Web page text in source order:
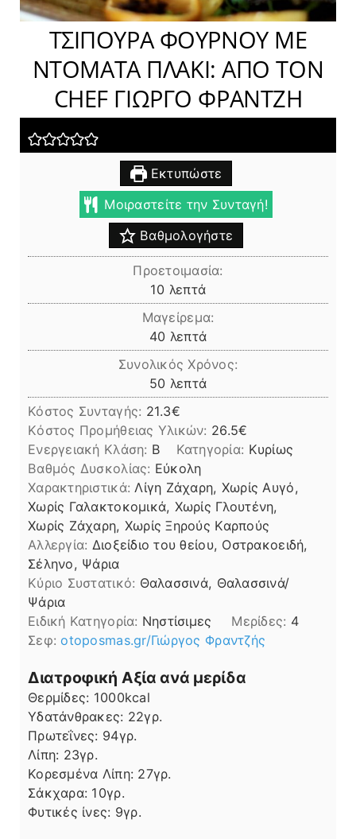
ΤΣΙΠΟΥΡΑ ΦΟΥΡΝΟΥ ΜΕ
ΝΤΟΜΑΤΑ ΠΛΑΚΙ: ΑΠΟ ΤΟΝ
CHEF ΓΙΩΡΓΟ ΦΡΑΝΤΖΗ
Εκτυπώστε
Μοιραστείτε την Συνταγή!
Βαθμολογήστε
Προετοιμασία:
10 λεπτά
λεπτά
Μαγείρεμα:
40 λεπτά
λεπτά
Συνολικός Χρόνος:
50 λεπτά
λεπτά
Κόστος Συνταγής: 21.3€
Kόστος Προμήθειας Υλικών: 26.5
Ενεργειακή Κλάση: B Κατηγορία: Κυρίως
Βαθμός Δυσκολίας: Εύκολη
Χαρακτηριστικά: Λίγη Ζάχαρη, Χωρίς Αυγό,
Χωρίς Γαλακτοκομικά, Χωρίς Γλουτένη,
Χωρίς Ζάχαρη, Χωρίς Ξηρούς Καρπούς
Αλλεργία: Διοξείδιο του θείου, Οστρακοειδή,
Σέληνο, Ψάρια
Kύριο Συστατικό: Θαλασσινά, Θαλασσινά/
Ψάρια
Ειδική Κατηγορία: Νηστίσιμες Μερίδες: 4
Σεφ:otoposmas.gr/Γιώργος Φραντζής
Διατροφική Αξία ανά μερίδα
Θερμίδες: 1000kcal
Υδατάνθρακες: 22γρ.
Πρωτεΐνες: 94γρ.
Λίπη
Λίπη: 23γρ.
Κορεσμένα Λίπη: 27γρ.
Σάκχαρα: 10γρ.
Φυτικές ίνες: 9γρ.